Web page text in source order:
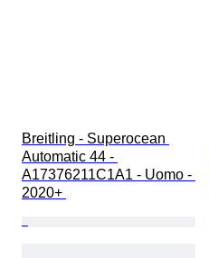
Breitling - Superocean
Automatic 44 -
A17376211C1A1 - Uomo -
2020+